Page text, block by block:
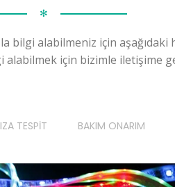
✻
bilgi alabilmeniz için aşağıdaki
için bizimle iletişime
TESPIT BAKIM ONARIM